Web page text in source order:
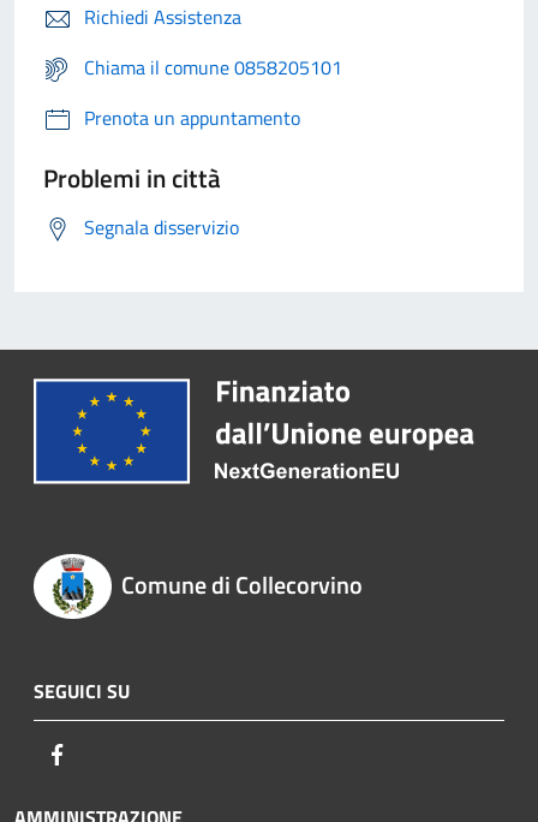
Richiedi Assistenza
Chiama il comune 0858205101
Prenota un appuntamento
Problemi in città
Segnala disservizio
Comune di Collecorvino
SEGUICI SU